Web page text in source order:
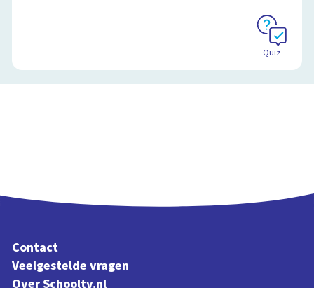
Quiz
Contact
Veelgestelde vragen
Over Schooltv.nl